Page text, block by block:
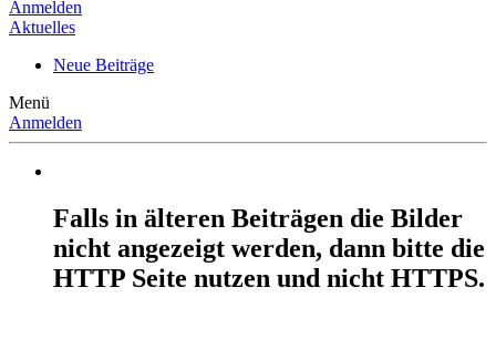
Anmelden
Aktuelles
Neue Beiträge
Menü
Anmelden
Falls in älteren Beiträgen die Bilder
nicht angezeigt werden, dann bitte die
HTTP Seite nutzen und nicht HTTPS.